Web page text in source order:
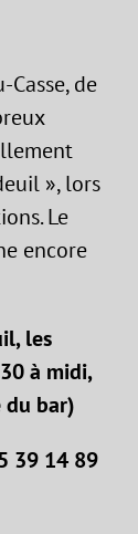
de
», lors
Le
encore
les
à midi,
du bar)
39 14 89